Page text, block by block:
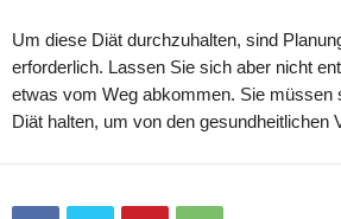
Um diese Diät durchzuhalten, sind
erforderlich. Lassen Sie sich aber nicht
etwas vom Weg abkommen. Sie müssen
Diät halten, um von den gesundheitlichen